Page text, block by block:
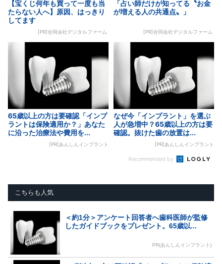
【宝くじ何年も買って一度も当
たらない人へ】原因、はっきり
してます
[PR]合同会社デジタルファーム
「占い師だけが知ってる〝お金
が増える人の共通点〟」
[PR]合同会社デジタルファーム
65歳以上の方は要確認「インプ
ラントは保険適用か？」あなた
に沿った治療法や費用を...
[PR]あんしんインプラント
なぜ今「インプラント」を選ぶ
人が急増中？65歳以上の方は要
確認。抜けた歯の放置は...
[PR]あんしんインプラント
Recommended by
こちらも人気
＜約1分＞アンケート回答者へ歯科医師が監修
したガイドブックをプレゼント。65歳以...
PR(あんしんインプラント)